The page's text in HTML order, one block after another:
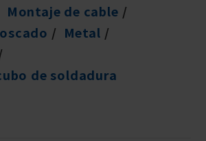
Montaje de cable
Metal
de soldadura